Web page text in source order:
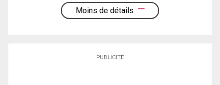
Moins de détails
PUBLICITÉ